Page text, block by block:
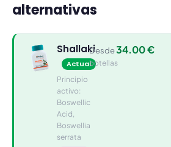
alternativas
Shallaki
Actual
Principio
activo:
Boswellic
Acid,
Boswellia
serrata
Desde34.00 €
botellas